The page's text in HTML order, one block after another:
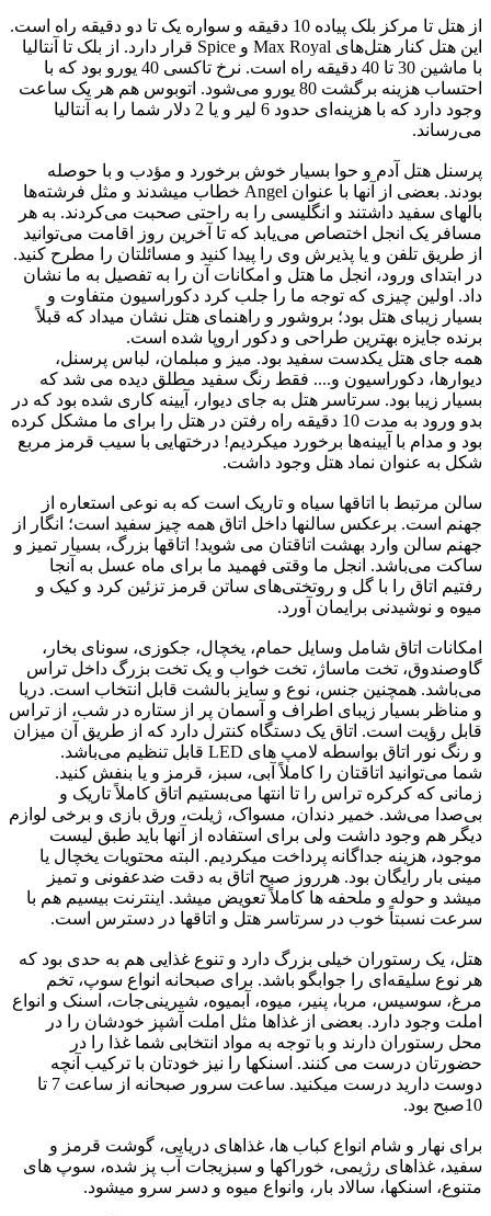
از هتل تا مرکز بلک پیاده 10 دقیقه و سواره یک تا دو دقیقه راه است.
این هتل کنار هتل‌های Max Royal و Spice قرار دارد. از بلک تا آنتالیا
با ماشین 30 تا 40 دقیقه راه است. نرخ تاکسی 40 یورو بود که با
احتساب هزینه برگشت 80 یورو می‌شود. اتوبوس هم هر یک ساعت
وجود دارد که با هزینه‌ای حدود 6 لیر و یا 2 دلار شما را به آنتالیا
می‌رساند.
پرسنل هتل آدم و حوا بسیار خوش برخورد و مؤدب و با حوصله
بودند. بعضی از آنها با عنوان Angel خطاب میشدند و مثل فرشته‌ها
بالهای سفید داشتند و انگلیسی را به راحتی صحبت می‌کردند. به هر
مسافر یک انجل اختصاص می‌یابد که تا آخرین روز اقامت می‌توانید
از طریق تلفن و یا پذیرش وی را پیدا کنید و مسائلتان را مطرح کنید.
در ابتدای ورود، انجل ما هتل و امکانات آن را به تفصیل به ما نشان
داد. اولین چیزی که توجه ما را جلب کرد دکوراسیون متفاوت و
بسیار زیبای هتل بود؛ بروشور و راهنمای هتل نشان میداد که قبلاً
برنده جایزه بهترین طراحی و دکور اروپا شده است.
همه جای هتل یکدست سفید بود. میز و مبلمان، لباس پرسنل،
دیوارها، دکوراسیون و.... فقط رنگ سفید مطلق دیده می شد که
بسیار زیبا بود. سرتاسر هتل به جای دیوار، آیینه کاری شده بود که در
بدو ورود به مدت 10 دقیقه راه رفتن در هتل را برای ما مشکل کرده
بود و مدام با آیینه‌ها برخورد میکردیم! درختهایی با سیب قرمز مربع
شکل به عنوان نماد هتل وجود داشت.
سالن مرتبط با اتاقها سیاه و تاریک است که به نوعی استعاره از
جهنم است. برعکس سالنها داخل اتاق همه چیز سفید است؛ انگار از
جهنم سالن وارد بهشت اتاقتان می شوید! اتاقها بزرگ، بسیار تمیز و
ساکت می‌باشد. انجل ما وقتی فهمید ما برای ماه عسل به آنجا
رفتیم اتاق را با گل و روتختی‌های ساتن قرمز تزئین کرد و کیک و
میوه و نوشیدنی برایمان آورد.
امکانات اتاق شامل وسایل حمام، یخچال، جکوزی، سونای بخار،
گاوصندوق، تخت ماساژ، تخت خواب و یک تخت بزرگ داخل تراس
می‌باشد. همچنین جنس، نوع و سایز بالشت قابل انتخاب است. دریا
و مناظر بسیار زیبای اطراف و آسمان پر از ستاره در شب، از تراس
قابل رؤیت است. اتاق یک دستگاه کنترل دارد که از طریق آن میزان
و رنگ نور اتاق بواسطه لامپ های LED قابل تنظیم می‌باشد.
شما می‌توانید اتاقتان را کاملاً آبی، سبز، قرمز و یا بنفش کنید.
زمانی که کرکره تراس را تا انتها می‌بستیم اتاق کاملاً تاریک و
بی‌صدا می‌شد. خمیر دندان، مسواک، ژیلت، ورق بازی و برخی لوازم
دیگر هم وجود داشت ولی برای استفاده از آنها باید طبق لیست
موجود، هزینه جداگانه پرداخت میکردیم. البته محتویات یخچال یا
مینی بار رایگان بود. هرروز صبح اتاق به دقت ضدعفونی و تمیز
میشد و حوله و ملحفه ها کاملاً تعویض میشد. اینترنت بیسیم هم با
سرعت نسبتاً خوب در سرتاسر هتل و اتاقها در دسترس است.
هتل، یک رستوران خیلی بزرگ دارد و تنوع غذایی هم به حدی بود که
هر نوع سلیقه‌ای را جوابگو باشد. برای صبحانه انواع سوپ، تخم
مرغ، سوسیس، مربا، پنیر، میوه، آبمیوه، شیرینی‌جات، اسنک و انواع
املت وجود دارد. بعضی از غذاها مثل املت آشپز خودشان را در
محل رستوران دارند و با توجه به مواد انتخابی شما غذا را در
حضورتان درست می کنند. اسنکها را نیز خودتان با ترکیب آنچه
دوست دارید درست میکنید. ساعت سرور صبحانه از ساعت 7 تا
10صبح بود.
برای نهار و شام انواع کباب ها، غذاهای دریایی، گوشت قرمز و
سفید، غذاهای رژیمی، خوراکها و سبزیجات آب پز شده، سوپ های
متنوع، اسنکها، سالاد بار، وانواع میوه و دسر سرو میشود.